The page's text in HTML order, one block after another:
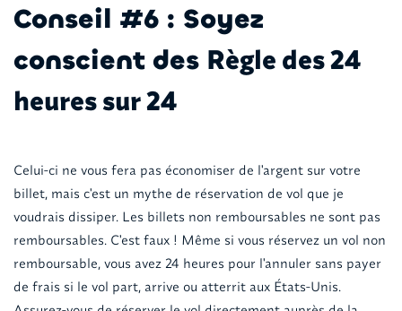
Conseil #6 : Soyez
conscient des Règle des 24
heures sur 24
Celui-ci ne vous fera pas économiser de l'argent sur votre
billet, mais c'est un mythe de réservation de vol que je
voudrais dissiper. Les billets non remboursables ne sont pas
remboursables. C'est faux ! Même si vous réservez un vol non
remboursable, vous avez 24 heures pour l'annuler sans payer
de frais si le vol part, arrive ou atterrit aux États-Unis.